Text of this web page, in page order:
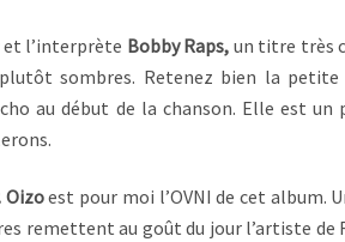
l’interprète Bobby Raps, un titre très
sombres. Retenez bien la petite
au début de la chanson. Elle est un
Oizoest pour moi l’OVNI de cet album.
remettent au goût du jour l’artiste de